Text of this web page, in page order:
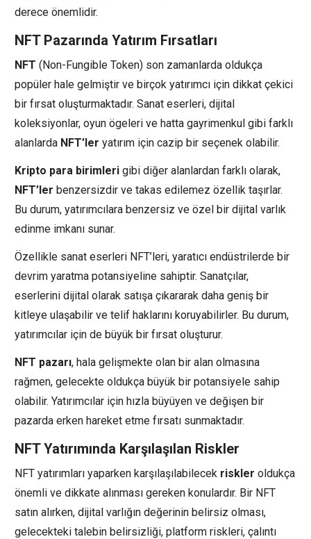
derece önemlidir.
NFT Pazarında Yatırım Fırsatları
NFT (Non-Fungible Token) son zamanlarda oldukça
popüler hale gelmiştir ve birçok yatırımcı için dikkat çekici
bir fırsat oluşturmaktadır. Sanat eserleri, dijital
koleksiyonlar, oyun ögeleri ve hatta gayrimenkul gibi farklı
alanlarda NFT’ler yatırım için cazip bir seçenek olabilir.
Kripto para birimleri gibi diğer alanlardan farklı olarak,
NFT’ler benzersizdir ve takas edilemez özellik taşırlar.
Bu durum, yatırımcılara benzersiz ve özel bir dijital varlık
edinme imkanı sunar.
Özellikle sanat eserleri NFT’leri, yaratıcı endüstrilerde bir
devrim yaratma potansiyeline sahiptir. Sanatçılar,
eserlerini dijital olarak satışa çıkararak daha geniş bir
kitleye ulaşabilir ve telif haklarını koruyabilirler. Bu durum,
yatırımcılar için de büyük bir fırsat oluşturur.
NFT pazarı, hala gelişmekte olan bir alan olmasına
rağmen, gelecekte oldukça büyük bir potansiyele sahip
olabilir. Yatırımcılar için hızla büyüyen ve değişen bir
pazarda erken hareket etme fırsatı sunmaktadır.
NFT Yatırımında Karşılaşılan Riskler
NFT yatırımları yaparken karşılaşılabilecek riskler oldukça
önemli ve dikkate alınması gereken konulardır. Bir NFT
satın alırken, dijital varlığın değerinin belirsiz olması,
gelecekteki talebin belirsizliği, platform riskleri, çalıntı